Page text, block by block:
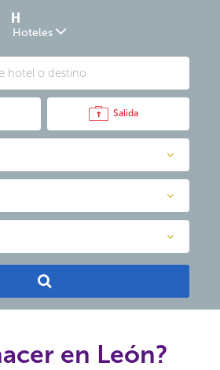
Hoteles
Salida
en León?